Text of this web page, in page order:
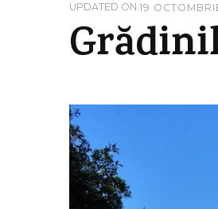
UPDATED ON 19